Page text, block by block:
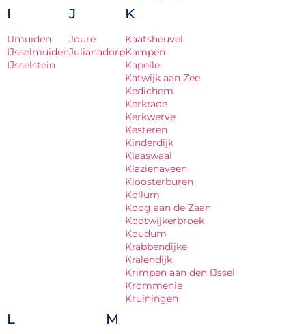
I
IJmuiden
IJsselmuiden
IJsselstein
J
Joure
Julianadorp
K
Kaatsheuvel
Kampen
Kapelle
Katwijk aan Zee
Kedichem
Kerkrade
Kerkwerve
Kesteren
Kinderdijk
Klaaswaal
Klazienaveen
Kloosterburen
Kollum
Koog aan de Zaan
Kootwijkerbroek
Koudum
Krabbendijke
Kralendijk
Krimpen aan den IJssel
Krommenie
Kruiningen
L M